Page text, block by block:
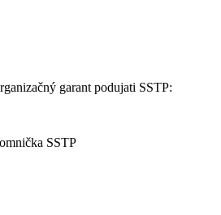
garant podujati SSTP:
SSTP